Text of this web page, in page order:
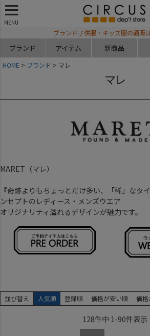
MENU
ブランド子供服・キッズ服の通販
ブランド アイテム 新商品
HOME ブランド マレ
マレ
MARET（マレ）
『奇跡よりもちょっとだけ多い、「稀」なタ
ンセプトのレディース・メンズウエア
オリジナリティ溢れるデザインが魅力です。
並び替え 人気順 登録順 価格が安い順 価格
128件中 1-90件表示